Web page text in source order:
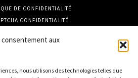
consentement aux
nous utilisons des technologies telles que
DE CONFIDENTIALITÉ
CONFIDENTIALITÉ
PHOTOS MAGNIFIC